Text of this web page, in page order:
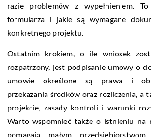
razie problemów z wypełnieniem.
formularza i jakie są wymagane
konkretnego projektu.
Ostatnim krokiem, o ile wniosek
rozpatrzony, jest podpisanie umowy o
umowie określone są prawa i
przekazania środków oraz rozliczenia, a
projekcie, zasady kontroli i warunki
Warto wspomnieć także o istnieniu na
pomagają małym